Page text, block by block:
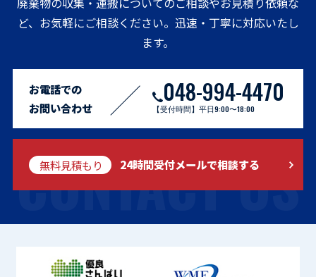
ど、お気軽にご相談ください。迅速・丁寧に対応いたし
ます。
CONTACT US
お電話での
お問い合わせ
048-994-4470
【受付時間】平日9:00〜18:00
無料見積もり 24時間受付メールで相談する